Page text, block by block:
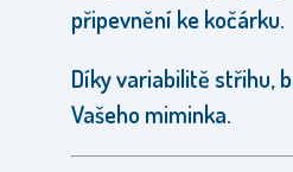
připevnění ke kočárku.
Díky variabilitě střihu,
Vašeho miminka.